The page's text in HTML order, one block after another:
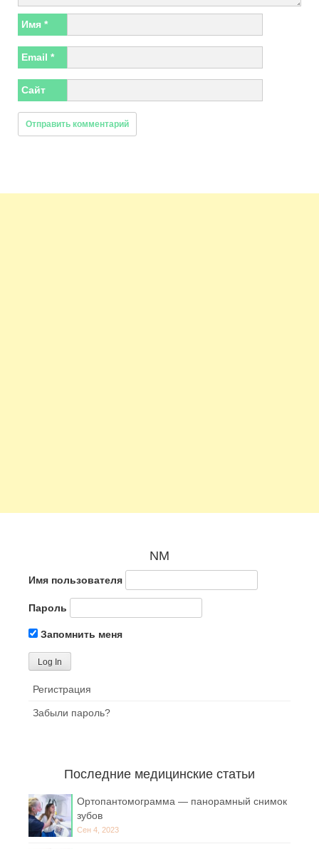
Имя *
Email *
Сайт
NM
Имя пользователя
Пароль
Запомнить меня
Регистрация
Забыли пароль?
Последние медицинские статьи
Ортопантомограмма — панорамный снимок
зубов
Сен 4, 2023